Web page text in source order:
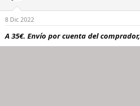
8 Dic 2022
A 35€. Envío por cuenta del comprador,